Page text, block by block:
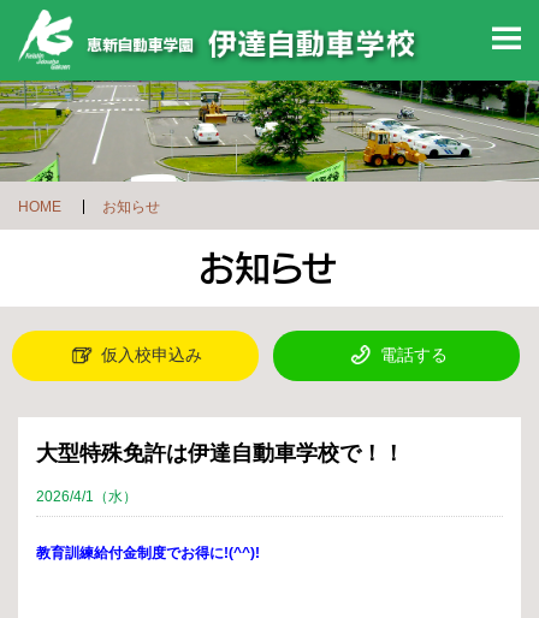
HOME お知らせ
仮入校申込み 電話する
大型特殊免許は伊達自動車学校で！！
2026/4/1（水）
教育訓練給付金制度でお得に!(^^)!